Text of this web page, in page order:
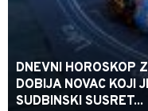
DNEVNI HOROSKOP
DOBIJA NOVAC KOJI
SUDBINSKI SUSRET...